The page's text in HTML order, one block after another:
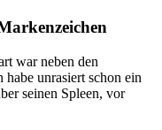
war neben den
unrasiert schon ein
seinen Spleen, vor